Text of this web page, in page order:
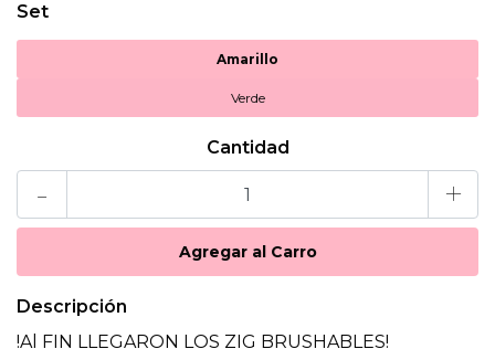
Set
Amarillo
Verde
Cantidad
- +
Descripción
!Al FIN LLEGARON LOS ZIG BRUSHABLES!